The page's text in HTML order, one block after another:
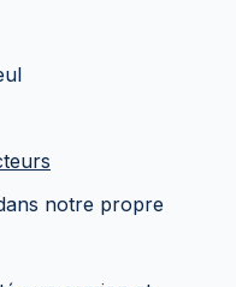
notre propre